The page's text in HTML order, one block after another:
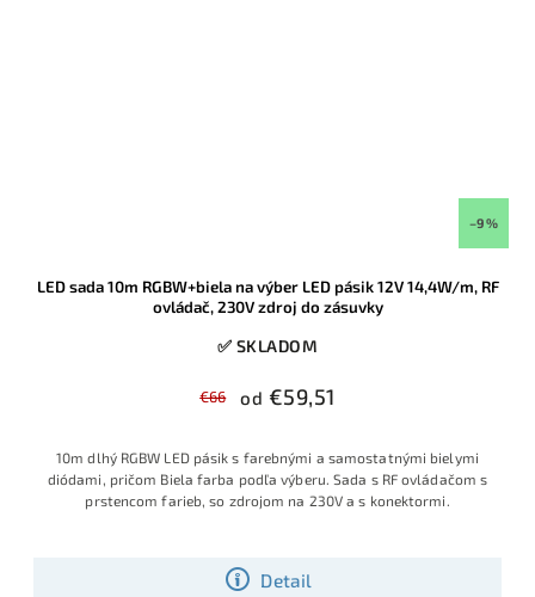
–9 %
LED sada 10m RGBW+biela na výber LED pásik 12V 14,4W/m, RF
ovládač, 230V zdroj do zásuvky
✅ SKLADOM
€66 od €59,51
Detail
10m dlhý RGBW LED pásik s farebnými a samostatnými bielymi
diódami, pričom Biela farba podľa výberu. Sada s RF ovládačom s
prstencom farieb, so zdrojom na 230V a s konektormi.